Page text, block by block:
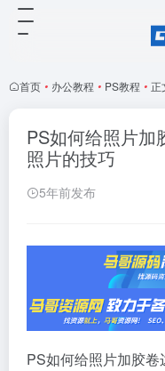
首页 • 办公教程 • PS教程 • 正
PS如何给照片加
照片的技巧
5年前发布
PS如何给照片加胶